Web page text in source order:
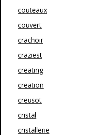
couteaux
couvert
crachoir
craziest
creating
creation
creusot
cristal
cristallerie